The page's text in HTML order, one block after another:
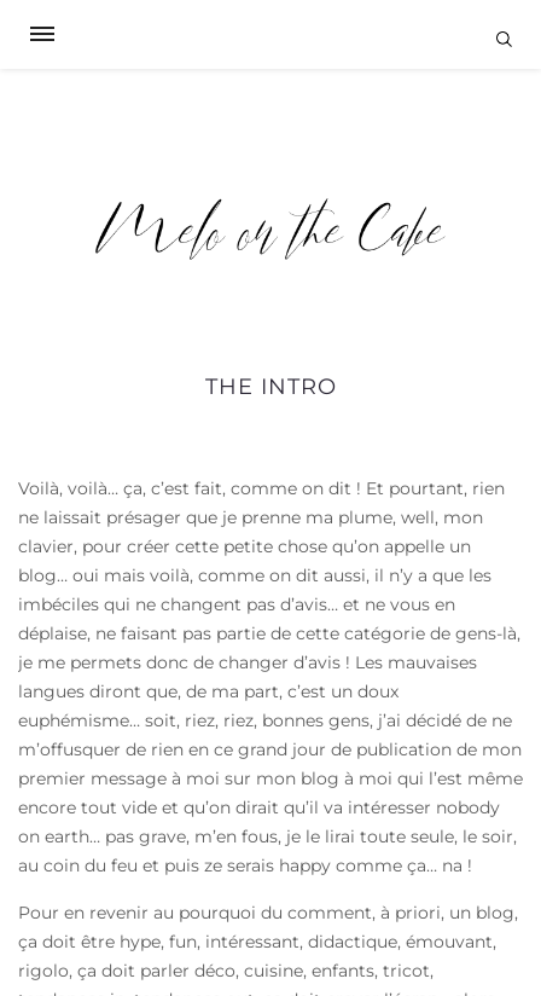
THE INTRO
Voilà, voilà… ça, c’est fait, comme on dit ! Et pourtant, rien
ne laissait présager que je prenne ma plume, well, mon
clavier, pour créer cette petite chose qu’on appelle un
blog… oui mais voilà, comme on dit aussi, il n’y a que les
imbéciles qui ne changent pas d’avis… et ne vous en
déplaise, ne faisant pas partie de cette catégorie de gens-là,
je me permets donc de changer d’avis ! Les mauvaises
langues diront que, de ma part, c’est un doux
euphémisme… soit, riez, riez, bonnes gens, j’ai décidé de ne
m’offusquer de rien en ce grand jour de publication de mon
premier message à moi sur mon blog à moi qui l’est même
encore tout vide et qu’on dirait qu’il va intéresser nobody
on earth… pas grave, m’en fous, je le lirai toute seule, le soir,
au coin du feu et puis ze serais happy comme ça… na !
Pour en revenir au pourquoi du comment, à priori, un blog,
ça doit être hype, fun, intéressant, didactique, émouvant,
rigolo, ça doit parler déco, cuisine, enfants, tricot,